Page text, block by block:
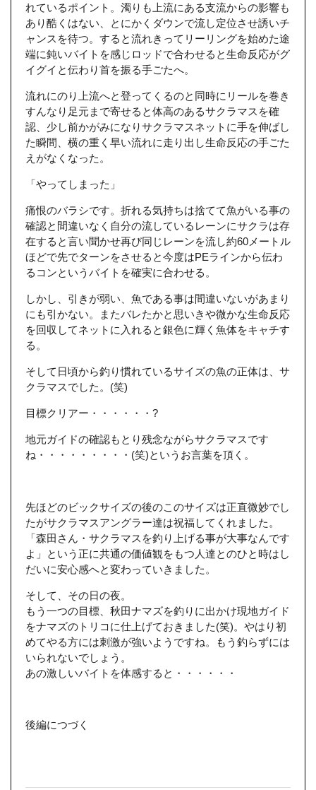
れているポイント。濁りも上流にある支流からの影響も
あり酷くはない、とにかくダウンで流し定位させ誘いチ
ャンスを待つ。すると流れきってリーリングを始めた途
端に鈍いバイトを感じロッドで合わせると生命反応がグ
イグイと伝わり首を振る手ごたへ。
流れにのり上流へと登ってくるのと同時にリールを巻き
すんなり足元まで寄せると体高のあるサクラマスを確
認、少し前かがみになりサクラマスネットに手を伸ばし
た瞬間、横の重く早い流れに走り出し生命反応の手ごた
えがなくなった。
「やってしまった」
痛恨のバラシです。折れる気持ちは捨てて魚がいる事の
確認と間違いなく自分の流しているレーンにサクラは存
在すると言い聞かせ再び同じレーンを流し約60メートル
ほどで先でターンをさせると今度はPEラインから伝わ
るコンというバイトを確実に合わせる。
しかし、引きが弱い、魚である事は間違いないがあまり
にも引かない。またバレたかと思いきや微かな生命反応
を回収してネットに入れると銀色に輝く魚体をキャチす
る。
そして日頃から釣り慣れているサイズの魚の正体は、サ
クラマスでした。(笑)
目標クリアー・・・・・・?
地元ガイドの確認もとり残念ながらサクラマスです
ね・・・・・・・・・(笑)というお言葉を頂く。
先ほどのビックサイズの後のこのサイズは正直微妙でし
たがサクラマスアングラー達は祝福してくれました。
「森田さん・サクラマスを釣り上げる事が大事なんです
よ」という正に共通の価値観をもつ人達とのひと時はし
だいに安心感へと変わっていきました。
そして、その日の夜。
もう一つの目標、秋田ナマズを釣りに出かけ現地ガイド
をナマズのトリコに仕上げておきました(笑)。やはり初
めてやる方には刺激が強いようですね。もう釣らずには
いられないでしょう。
あの激しいバイトを体感すると・・・・・・
後編につづく